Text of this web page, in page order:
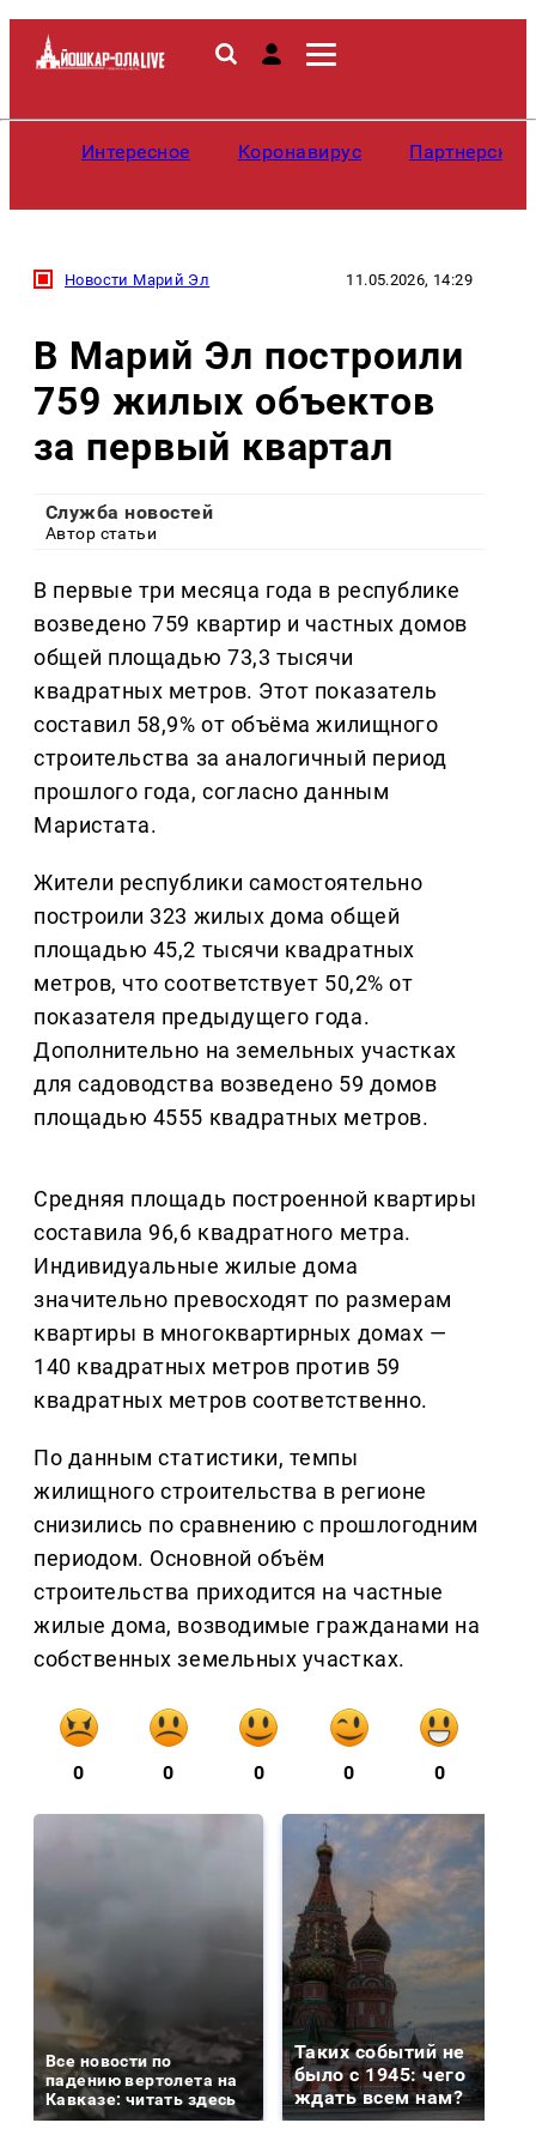
Интересное Коронавирус
Новости Марий Эл 11.05.2026, 14:29
В Марий Эл построили
759 жилых объектов
за первый квартал
Служба новостей
Автор статьи
В первые три месяца года в республике
возведено 759 квартир и частных домов
общей площадью 73,3 тысячи
квадратных метров. Этот показатель
составил 58,9% от объёма жилищного
строительства за аналогичный период
прошлого года, согласно данным
Маристата.
Жители республики самостоятельно
построили 323 жилых дома общей
площадью 45,2 тысячи квадратных
метров, что соответствует 50,2% от
показателя предыдущего года.
Дополнительно на земельных участках
для садоводства возведено 59 домов
площадью 4555 квадратных метров.
Средняя площадь построенной квартиры
составила 96,6 квадратного метра.
Индивидуальные жилые дома
значительно превосходят по размерам
квартиры в многоквартирных домах —
140 квадратных метров против 59
квадратных метров соответственно.
По данным статистики, темпы
жилищного строительства в регионе
снизились по сравнению с прошлогодним
периодом. Основной объём
строительства приходится на частные
жилые дома, возводимые гражданами на
собственных земельных участках.
0 0 0 0 0
Все новости по
падению вертолета на
Кавказе: читать здесь
Таких событий не
было с 1945: чего
ждать всем нам?